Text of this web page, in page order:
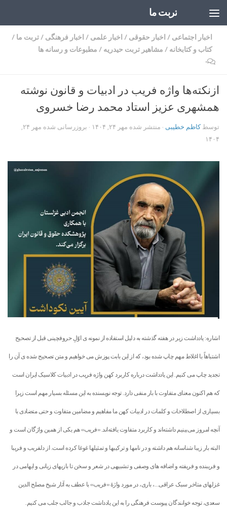
تربت ما
اخبار اجتماعی / اخبار حقوقی / اخبار علمی / اخبار فرهنگی /تربت ما /
کتاب و کتابخانه / مشاهیر تربت حیدریه / مطبوعات و رسانه ها
۰
ازنکته‌ها واژه فریب در ادبیات و قانون نوشته
همشهری عزیز استاد محمد رضا خسروی
توسطکاظم خطیبی · منتشر شده مهر ۲۴, ۱۴۰۴ · بروزرسانی شده
مهر ۲۴,
۱۴۰۴
اشاره: یادداشت زیر در هفته گذشته به دلیل استفاده از نمونه ی اوّلِ حروف­چینی قبل از تصحیح
اشتباهاً با اغلاط مهم چاپ شده بود، که از این بابت پوزش می­ خواهیم و متن تصحیح شده­ ی آن را
تجدید چاپ می­ کنیم. این یادداشت درباره کاربرد کهن واژه فریب در ادبیات کلاسیک ایران است
که هم اکنون معنای متفاوت با بار منفی دارد. توجه نویسنده به این مسئله بسیار مهم است زیرا
بسیاری از اصطلاحات و کلمات در ادبیات کهن ما مفاهیم و مضامین متفاوت و حتی متضادی با
آنچه امروز می‌بینیم داشته‌اند و کاربرد متفاوت یافته‌اند. «فریب» هم یکی از همین واژگان است و
البته بار زیبا شناسانه هم داشته و در نامها و ترکیبها و تمثیلها غوغا کرده است. از دلفریب و فریبا
و فریبنده و فریفته و اضافه های وصفی و تشبیهی در شعر و سخن تا بازیهای زبانی و ایهامی در
غزلهای متاخر سبک عراقی…، باری، در مورد واژۀ «فریب» با عطف به آثار شیخ مصلح الدین
سعدی، توجه خوانندگان پیوست فرهنگی را به این یادداشت جاذب و جالب جلب می کنیم.